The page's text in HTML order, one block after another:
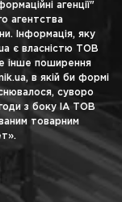
агенції"
агентства
Інформація, яку
є власністю ТОВ
інше поширення
в якій би формі
суворо
з боку ІА ТОВ
товарним